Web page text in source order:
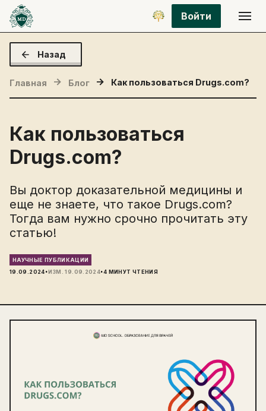
Войти
Назад
Главная Блог Как пользоваться Drugs.com?
Как пользоваться
Drugs.com?
Вы доктор доказательной медицины и
еще не знаете, что такое Drugs.com?
Тогда вам нужно срочно прочитать эту
статью!
НАУЧНЫЕ ПУБЛИКАЦИИ
19.09.2024·ИЗМ.19.09.2024·4 МИНУТ ЧТЕНИЯ